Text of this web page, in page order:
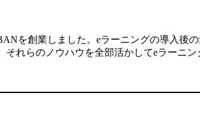
を創業しました。eラーニングの導入後
れらのノウハウを全部活かしてeラーニン